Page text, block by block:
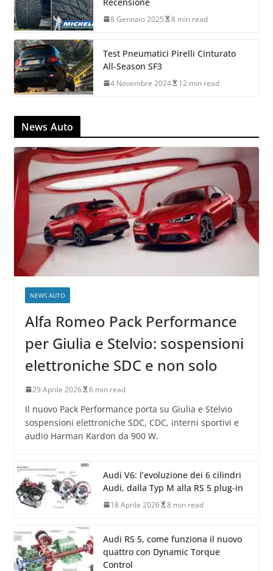
8 Gennaio 2025 8 min read
Test Pneumatici Pirelli Cinturato
All-Season SF3
4 Novembre 2024 12 min read
News Auto
NEWS AUTO
Alfa Romeo Pack Performance
per Giulia e Stelvio: sospensioni
elettroniche SDC e non solo
29 Aprile 2026 6 min read
Il nuovo Pack Performance porta su Giulia e Stelvio
sospensioni elettroniche SDC, CDC, interni sportivi e
audio Harman Kardon da 900 W.
Audi V6: l’evoluzione dei 6 cilindri
Audi, dalla Typ M alla RS 5 plug-in
18 Aprile 2026 8 min read
Audi RS 5, come funziona il nuovo
quattro con Dynamic Torque
Control